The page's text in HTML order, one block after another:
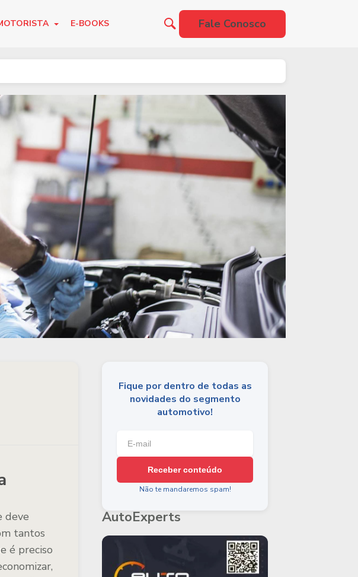
E-BOOKS Fale Conosco
deve
tantos
é preciso
Fique por dentro de todas as
novidades do segmento
automotivo!
Receber conteúdo
Não te mandaremos spam!
AutoExperts